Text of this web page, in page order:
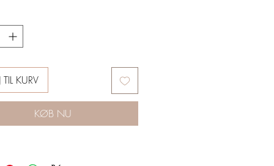
in USA · Vegan
TIL KURV
KØB NU